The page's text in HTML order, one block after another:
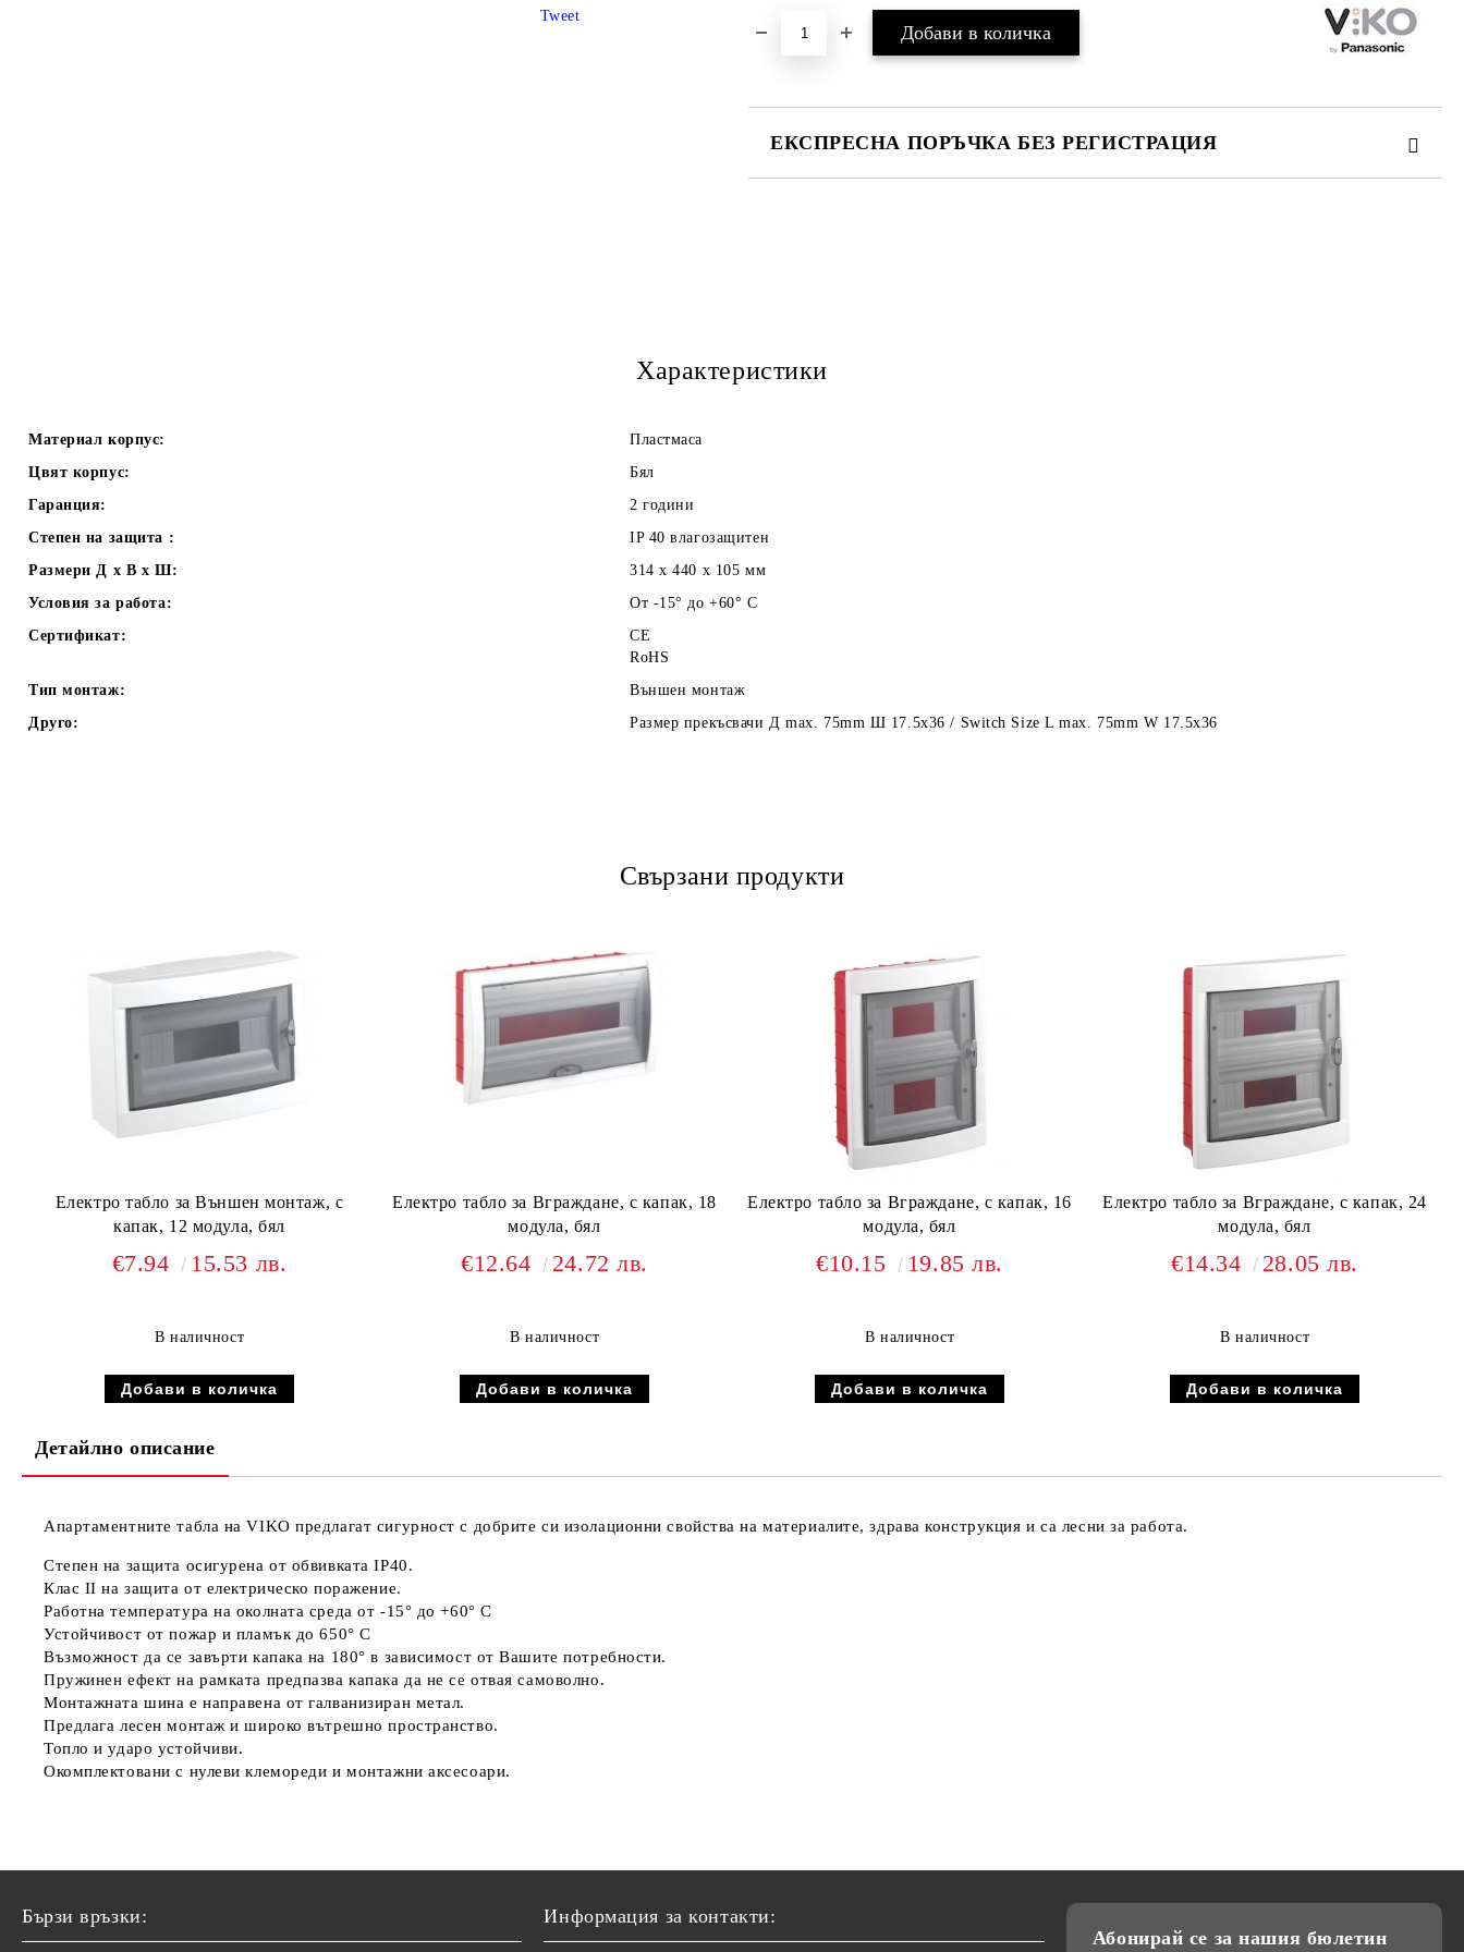
ЕКСПРЕСНА ПОРЪЧКА БЕЗ РЕГИСТРАЦИЯ
Tweet
Характеристики
Материал корпус:
Пластмаса
Цвят корпус:
Бял
Гаранция:
2 години
Степен на защита :
IP 40 влагозащитен
Размери Д х В х Ш:
314 x 440 x 105 мм
Условия за работа:
От -15° до +60° C
Сертификат:
CE
RoHS
Тип монтаж:
Външен монтаж
Друго:
Размер прекъсвачи Д max. 75mm Ш 17.5x36 / Switch Size L max. 75mm W 17.5x36
Свързани продукти
Електро табло за Външен монтаж, с
капак, 12 модула, бял
€7.94 15.53 лв.
В наличност
Електро табло за Вграждане, с капак, 18
модула, бял
€12.64 24.72 лв.
В наличност
Електро табло за Вграждане, с капак, 16
модула, бял
€10.15 19.85 лв.
В наличност
Електро табло за Вграждане, с капак, 24
модула, бял
€14.34 28.05 лв.
В наличност
Детайлно описание
Апартаментните табла на VIKO предлагат сигурност с добрите си изолационни свойства на материалите, здрава конструкция и са лесни за работа.
Степен на защита осигурена от обвивката IP40.
Клас II на защита от електрическо поражение.
Работна температура на околната среда от -15° до +60° С
Устойчивост от пожар и пламък до 650° С
Възможност да се завърти капака на 180° в зависимост от Вашите потребности.
Пружинен ефект на рамката предпазва капака да не се отвая самоволно.
Монтажната шина е направена от галванизиран метал.
Предлага лесен монтаж и широко вътрешно пространство.
Топло и ударо устойчиви.
Окомплектовани с нулеви клемореди и монтажни аксесоари.
Бързи връзки:
Информация за контакти:
Абонирай се за нашия бюлетин